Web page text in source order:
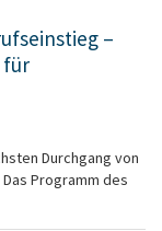
–
für
Durchgang von
Programm des